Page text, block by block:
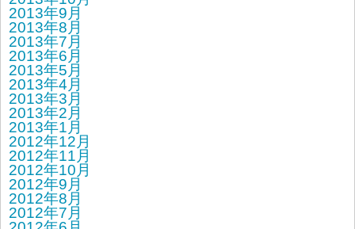
2013年9月
2013年8月
2013年7月
2013年6月
2013年5月
2013年4月
2013年3月
2013年2月
2013年1月
2012年12月
2012年11月
2012年10月
2012年9月
2012年8月
2012年7月